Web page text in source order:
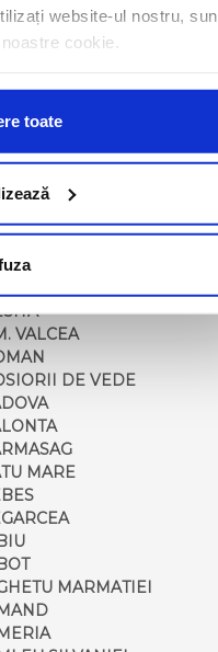
website-ul nostru,
cookie.
toate
VECHI
MARE
VALCEA
DE VEDE
MARE
MARMATIEI